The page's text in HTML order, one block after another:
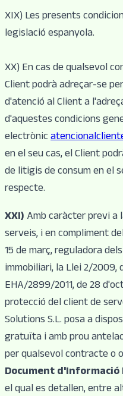
XIX) Les presents
legislació espanyola.
XX) En cas de qualsevol
Client podrà adreçar-se
d'atenció al Client a
d'aquestes condicions
electrònic
en el seu cas, el Client
de litigis de consum en el
respecte.
XXI) Amb caràcter previ a
serveis, i en compliment
15 de març, reguladora
immobiliari, la Llei 2/2009,
EHA/2899/2011, de 28
protecció del client de
Solutions S.L. posa a
gratuïta i amb prou
per qualsevol contracte o
Document
el qual es detallen, entre